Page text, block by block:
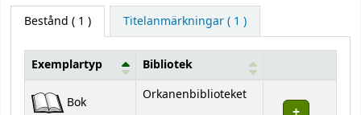
Bestånd ( 1 ) Titelanmärkningar ( 1 )
Exemplartyp Bibliotek
Bok Orkanenbiblioteket